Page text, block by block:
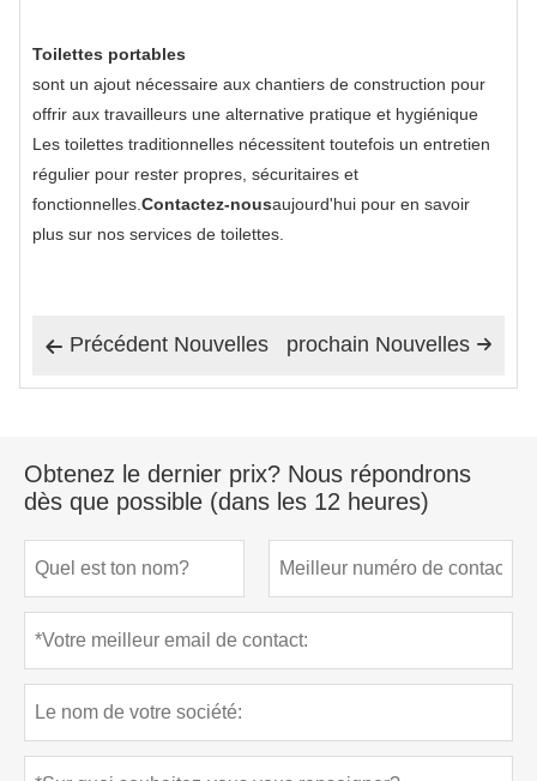
Toilettes portables
sont un ajout nécessaire aux chantiers de construction pour
offrir aux travailleurs une alternative pratique et hygiénique
Les toilettes traditionnelles nécessitent toutefois un entretien
régulier pour rester propres, sécuritaires et
fonctionnelles.Contactez-nousaujourd'hui pour en savoir
plus sur nos services de toilettes.
 Précédent Nouvelles 
prochain Nouvelles
Obtenez le dernier prix? Nous répondrons
dès que possible (dans les 12 heures)